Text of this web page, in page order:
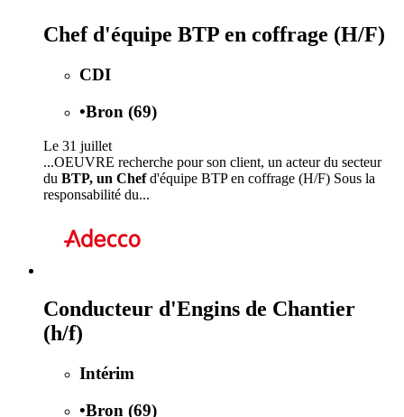
Chef d'équipe BTP en coffrage (H/F)
CDI
•Bron (69)
Le 31 juillet
...OEUVRE recherche pour son client, un acteur du secteur
du BTP, un Chefd'équipe BTP en coffrage (H/F) Sous la
responsabilité du...
Conducteur d'Engins de Chantier
(h/f)
Intérim
•Bron (69)